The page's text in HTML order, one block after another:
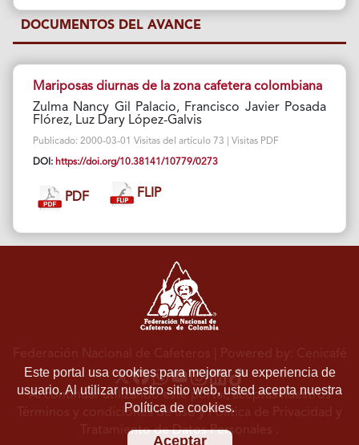
DOCUMENTOS DEL AVANCE
Mariposas diurnas de la zona cafetera colombiana
Zulma Nancy Gil Palacio, Francisco Javier Posada
Flórez, Luz Dary López-Galvis
Publicado: 2000-03-01 Visitas del artículo 73 | Visitas PDF
DOI: https://doi.org/10.38141/10779/0273
PDF FLIP
Este portal usa cookies para mejorar su experiencia de
usuario. Al utilizar nuestro sitio web, usted acepta nuestra
Política de cookies.
Aceptar
Federación Nacional de Cafeteros | Powered by: Cenicafé
Al continuar utilizando este portal, aceptas nuestros
Términos y condiciones de usoyPolítica de Privacidad y
Tratamiento de Datos Personales